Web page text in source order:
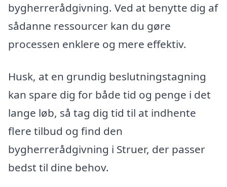
bygherrerådgivning. Ved at benytte dig af
sådanne ressourcer kan du gøre
processen enklere og mere effektiv.
Husk, at en grundig beslutningstagning
kan spare dig for både tid og penge i det
lange løb, så tag dig tid til at indhente
flere tilbud og find den
bygherrerådgivning i Struer, der passer
bedst til dine behov.